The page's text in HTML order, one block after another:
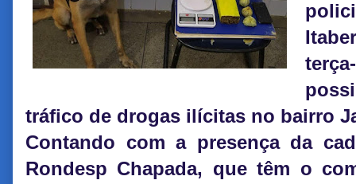
tráfico de drogas ilícitas no bairro
Contando com a presença da
Rondesp Chapada, que têm o